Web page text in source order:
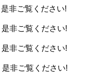
是非ご覧ください!
是非ご覧ください!
是非ご覧ください!
是非ご覧ください!